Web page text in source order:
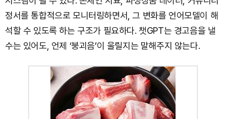
정서를 통합적으로 모니터링하면서, 그 변화를 언어모델이 해
석할 수 있도록 하는 구조가 필요하다. 챗GPT는 경고음을 낼
수는 있어도, 언제 ‘붕괴음’이 울릴지는 말해주지 않는다.